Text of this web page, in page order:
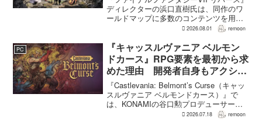
ディレクターの浜口直樹氏は、同作のワ
ールドマップに多数のコンテンツを用意
したことで、一部のプレイヤーが疲れを
性があるとの認識を示した。
GamesRadar+のイン...
2026.08.01 remoon
PC
『キャッスルヴァニア ベルモン
ドカース』RPG要素を最初から求
めた理由 開発者自身もアクショ
ンのつらさを実感
『Castlevania: Belmont’s Curse（キャッ
スルヴァニア ベルモンドカース）』で
は、KONAMIの谷口勲プロデューサー
が、レベルアップを含むRPG的システム
2026.07.18 remoon